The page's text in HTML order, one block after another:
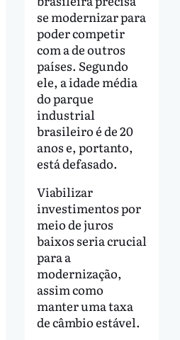
se modernizar para
poder competir
com a de outros
países. Segundo
ele, a idade média
do parque
industrial
brasileiro é de 20
anos e, portanto,
está defasado.
Viabilizar
investimentos por
meio de juros
baixos seria crucial
para a
modernização,
assim como
manter uma taxa
de câmbio estável.